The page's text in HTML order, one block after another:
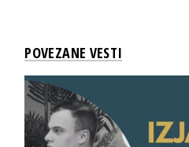
POVEZANE VESTI